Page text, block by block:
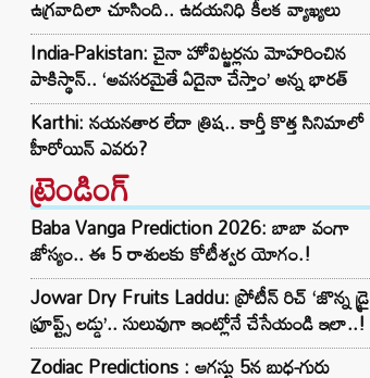
ఉగ్రవాదిలా చూసింది.. ఉదయనిధి కీలక వ్యాఖ్యలు
India-Pakistan: చైనా హోవిట్జర్లను మోహరించిన
పాకిస్థాన్.. ‘అవసరమైతే ఏదైనా చేస్తాం’ అన్న భారత్
Karthi: నయనతార లేదా త్రిష.. కార్తీ కొత్త సినిమాలో
హీరోయిన్ ఎవరు?
ట్రెండింగ్‌
Baba Vanga Prediction 2026: బాబా వంగా
జోస్యం.. ఈ 5 రాశులకు కోటీశ్వర యోగం.!
Jowar Dry Fruits Laddu: ప్రోటీన్ రిచ్ ‘జొన్న డ్రై
ఫ్రూప్ట్స్ లడ్డు’.. సులువుగా ఇంట్లోనే చేసేయండి ఇలా..!
Zodiac Predictions : ఆగస్టు 5న బుధ-గురు